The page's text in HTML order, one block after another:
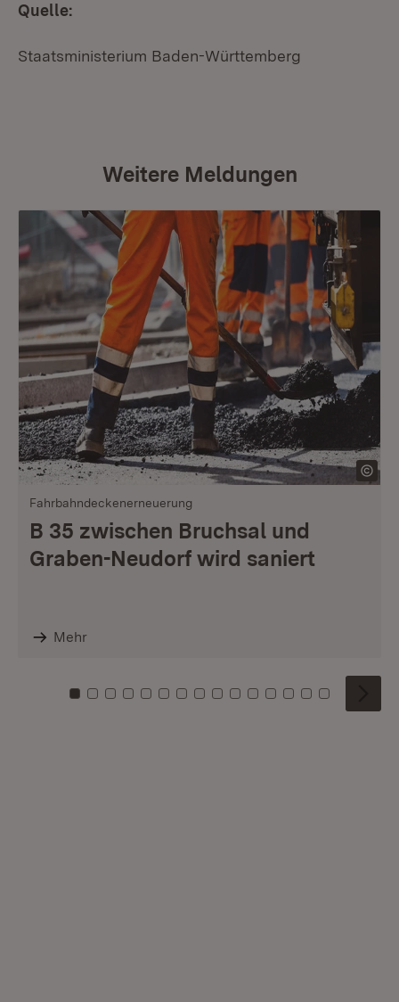
Quelle:
Staatsministerium Baden-Württemberg
Weitere Meldungen
Fahrbahndeckenerneuerung
B 35 zwischen Bruchsal und
Graben-Neudorf wird saniert
Mehr
Zu Kachel: 0
Zu Kachel: 1
Zu Kachel: 2
Zu Kachel: 3
Zu Kachel: 4
Zu Kachel: 5
Zu Kachel: 6
Zu Kachel: 7
Zu Kachel: 8
Zu Kachel: 9
Zu Kachel: 10
Zu Kachel: 11
Zu Kachel: 12
Zu Kachel:
Zu